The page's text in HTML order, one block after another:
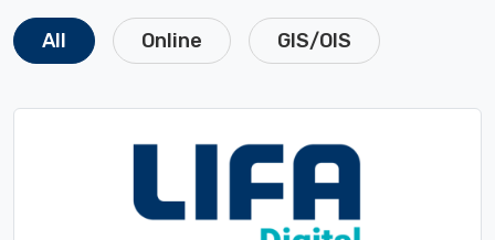
All Online GIS/OIS